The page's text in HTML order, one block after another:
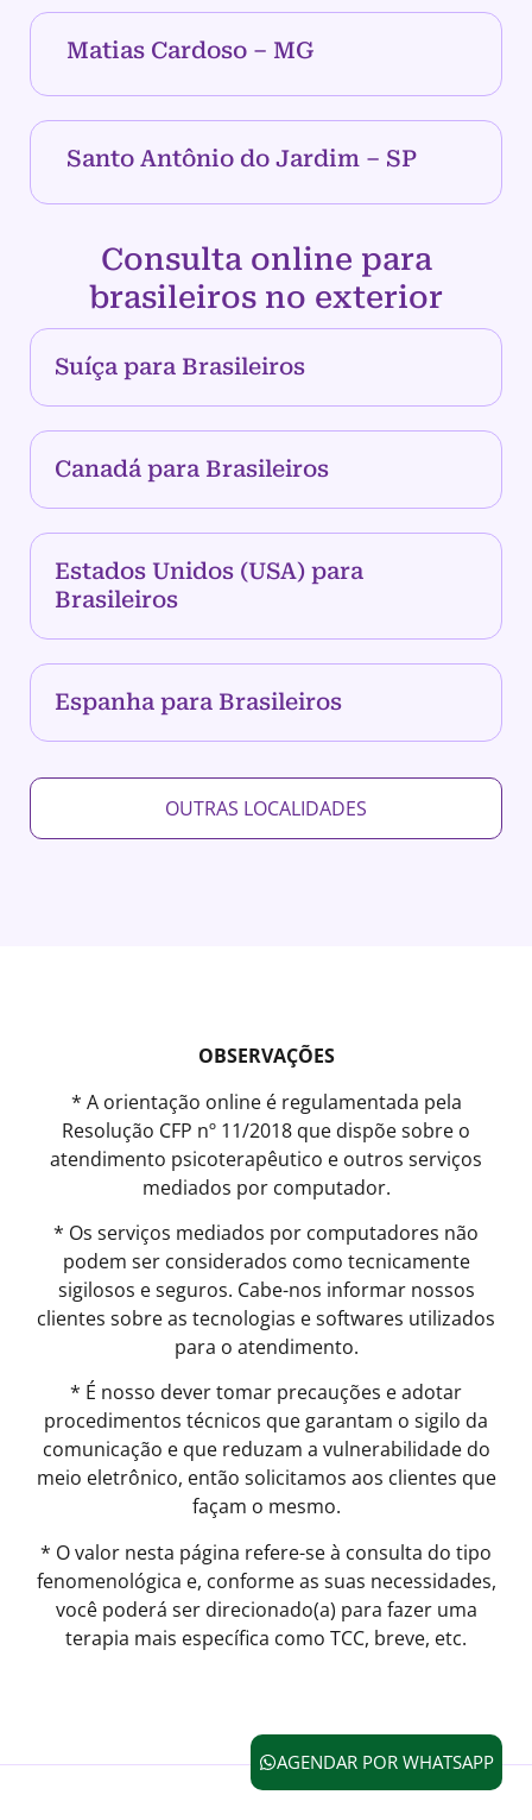
Matias Cardoso – MG
Santo Antônio do Jardim – SP
Consulta online para
brasileiros no exterior
Suíça para Brasileiros
Canadá para Brasileiros
Estados Unidos (USA) para
Brasileiros
Espanha para Brasileiros
OUTRAS LOCALIDADES
OBSERVAÇÕES
* A orientação online é regulamentada pela
Resolução CFP nº 11/2018 que dispõe sobre o
atendimento psicoterapêutico e outros serviços
mediados por computador.
* Os serviços mediados por computadores não
podem ser considerados como tecnicamente
sigilosos e seguros. Cabe-nos informar nossos
clientes sobre as tecnologias e softwares utilizados
para o atendimento.
* É nosso dever tomar precauções e adotar
procedimentos técnicos que garantam o sigilo da
comunicação e que reduzam a vulnerabilidade do
meio eletrônico, então solicitamos aos clientes que
façam o mesmo.
* O valor nesta página refere-se à consulta do tipo
fenomenológica e, conforme as suas necessidades,
você poderá ser direcionado(a) para fazer uma
terapia mais específica como TCC, breve, etc.
AGENDAR POR WHATSAPP